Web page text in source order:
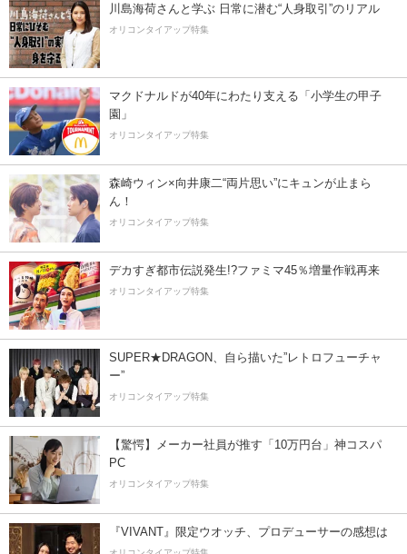
川島海荷さんと学ぶ 日常に潜む“人身取引”のリアル
オリコンタイアップ特集
マクドナルドが40年にわたり支える「小学生の甲子
園」
オリコンタイアップ特集
森崎ウィン×向井康二“両片思い”にキュンが止まら
ん！
オリコンタイアップ特集
デカすぎ都市伝説発生!?ファミマ45％増量作戦再来
オリコンタイアップ特集
SUPER★DRAGON、自ら描いた”レトロフューチャ
ー”
オリコンタイアップ特集
【驚愕】メーカー社員が推す「10万円台」神コスパ
PC
オリコンタイアップ特集
『VIVANT』限定ウオッチ、プロデューサーの感想は